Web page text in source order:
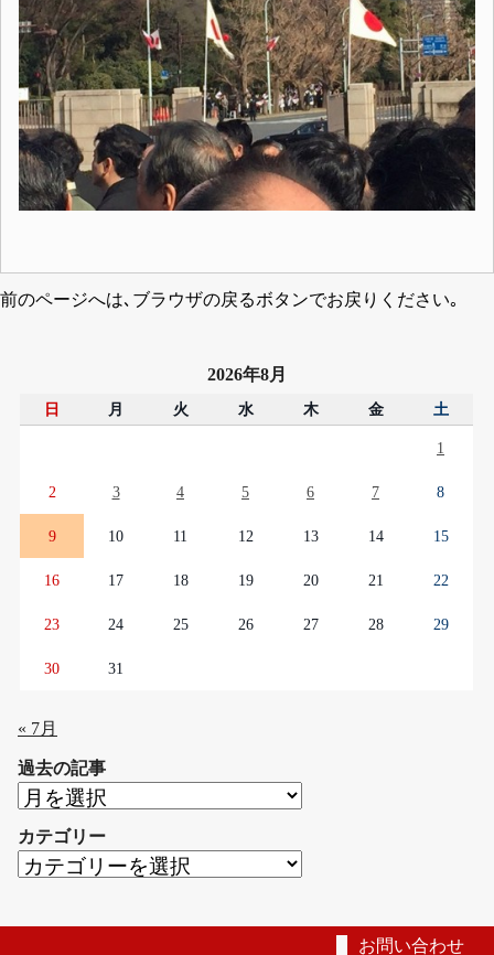
前のページへは､ブラウザの戻るボタンでお戻りください｡
2026年8月
日 月 火 水 木 金 土
1
2 3 4 5 6 7 8
9 10 11 12 13 14 15
16 17 18 19 20 21 22
23 24 25 26 27 28 29
30 31
« 7月
過去の記事
過
の
記
カテゴリー
カ
お問い合わせ